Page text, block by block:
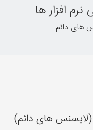
افزار ها
های دائم
(لایسنس های دائم)